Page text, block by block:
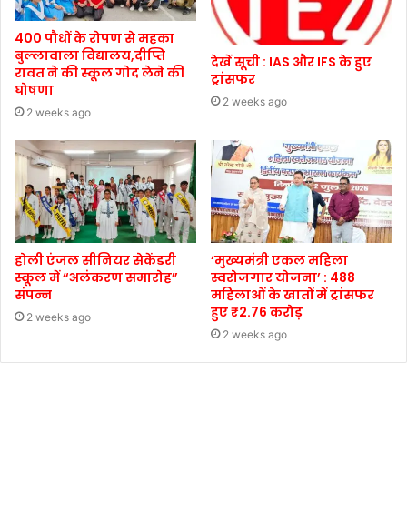
400 पौधों के रोपण से महका
बुल्लावाला विद्यालय,दीप्ति
रावत ने की स्कूल गोद लेने की
घोषणा
2 weeks ago
देखें सूची : IAS और IFS के हुए
ट्रांसफर
2 weeks ago
होली एंजल सीनियर सेकेंडरी
स्कूल में “अलंकरण समारोह”
संपन्न
2 weeks ago
‘मुख्यमंत्री एकल महिला
स्वरोजगार योजना’ : 488
महिलाओं के खातों में ट्रांसफर
हुए ₹2.76 करोड़
2 weeks ago